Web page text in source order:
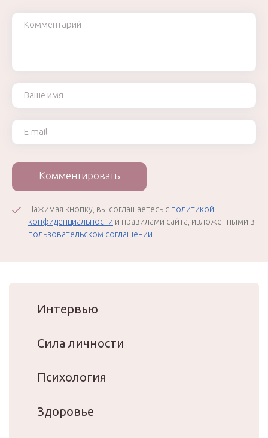
Комментарий
Ваше имя
Ваш e-mail
Комментировать
Нажимая кнопку, вы соглашаетесь с политикой
конфиденциальности и правилами сайта, изложенными в
пользовательском соглашении
Интервью
Сила личности
Психология
Здоровье